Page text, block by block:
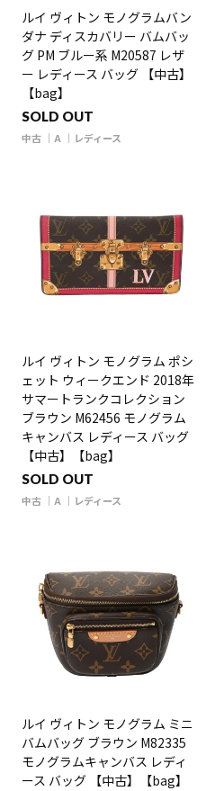
ルイ ヴィトン モノグラムバン
ダナ ディスカバリー バムバッ
グ PM ブルー系 M20587 レザ
ー レディース バッグ 【中古】
【bag】
SOLD OUT
中古 A レディース
ルイ ヴィトン モノグラム ポシ
ェット ウィークエンド 2018年
サマートランクコレクション
ブラウン M62456 モノグラム
キャンバス レディース バッグ
【中古】【bag】
SOLD OUT
中古 A レディース
ルイ ヴィトン モノグラム ミニ
バムバッグ ブラウン M82335
モノグラムキャンバス レディ
ース バッグ 【中古】【bag】